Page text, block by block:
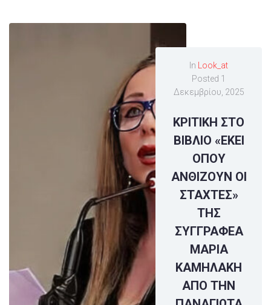
In Look_at
Posted 1
Δεκεμβρίου, 2025
ΚΡΙΤΙΚΗ ΣΤΟ
ΒΙΒΛΙΟ «ΕΚΕΙ
ΟΠΟΥ
ΑΝΘΙΖΟΥΝ ΟΙ
ΣΤΑΧΤΕΣ»
ΤΗΣ
ΣΥΓΓΡΑΦΕΑ
ΜΑΡΙΑ
ΚΑΜΗΛΑΚΗ
ΑΠΟ ΤΗΝ